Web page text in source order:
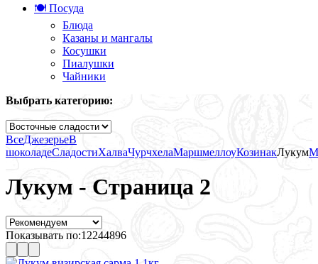
🍽️ Посуда
Блюда
Казаны и мангалы
Косушки
Пиалушки
Чайники
Выбрать категорию:
ВсеДжезерьеВ
шоколадеСладостиХалваЧурчхелаМаршмеллоуКозинакЛукум
Лукум - Страница 2
Показывать по:12244896